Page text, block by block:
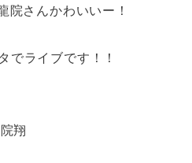
院さんかわいいー！
でライブです！！
翔